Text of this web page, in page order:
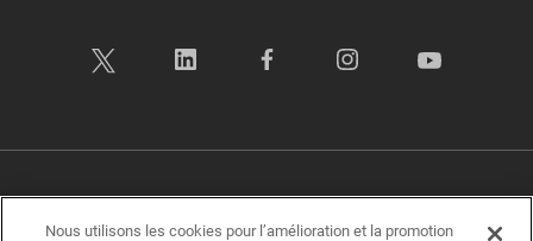
Plan d’accessibilité | Rétroaction sur l'accessibilité
Nous utilisons les cookies pour l’amélioration et la promotion